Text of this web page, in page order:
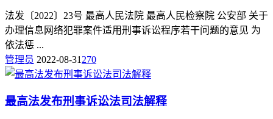
法发〔2022〕23号 最高人民法院 最高人民检察院 公安部 关于
办理信息网络犯罪案件适用刑事诉讼程序若干问题的意见 为
依法惩 ...
管理员 2022-08-31 270
最高法发布刑事诉讼法司法解释